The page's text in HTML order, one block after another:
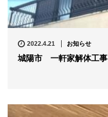
2022.4.21 お知らせ
城陽市 一軒家解体工事